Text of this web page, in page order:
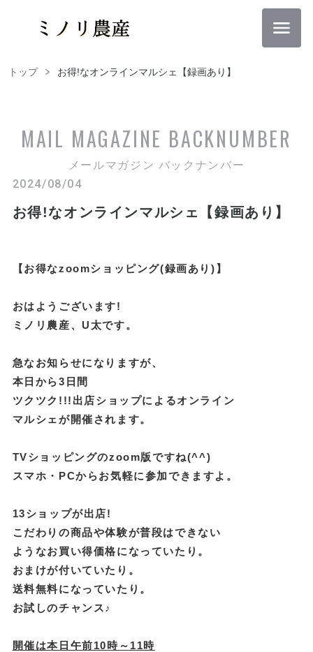
トップ お得!なオンラインマルシェ【録画あり】
MAIL MAGAZINE BACKNUMBER
メールマガジン バックナンバー
2024/08/04
お得!なオンラインマルシェ【録画あり】
【お得なzoomショッピング(録画あり)】
おはようございます!
ミノリ農産、U太です。
急なお知らせになりますが、
本日から3日間
ツクツク!!!出店ショップによるオンライン
マルシェが開催されます。
TVショッピングのzoom版ですね(^^)
スマホ・PCからお気軽に参加できますよ。
13ショップが出店!
こだわりの商品や体験が普段はできない
ようなお買い得価格になっていたり。
おまけが付いていたり。
送料無料になっていたり。
お試しのチャンス♪
開催は本日午前10時～11時